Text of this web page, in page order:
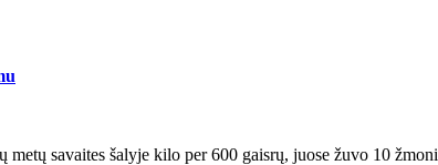
savaites šalyje kilo per 600 gaisrų, juose žuvo 10